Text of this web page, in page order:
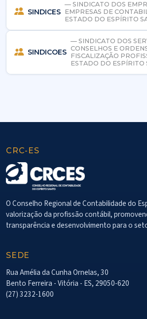
SINDICES
— SINDICATO DOS
EMPRESAS DE
ESTADO DO ESPÍRITO
SINDICOES
— SINDICATO DOS
CONSELHOS E
FISCALIZAÇÃO
ESTADO DO ESPÍRITO
CRC-ES
O Conselho Regional de Contabilidade do
valorização da profissão contábil,
transparência e desenvolvimento para o
SEDE
Rua Amélia da Cunha Ornelas, 30
Bento Ferreira - Vitória - ES, 29050-620
(27) 3232-1600